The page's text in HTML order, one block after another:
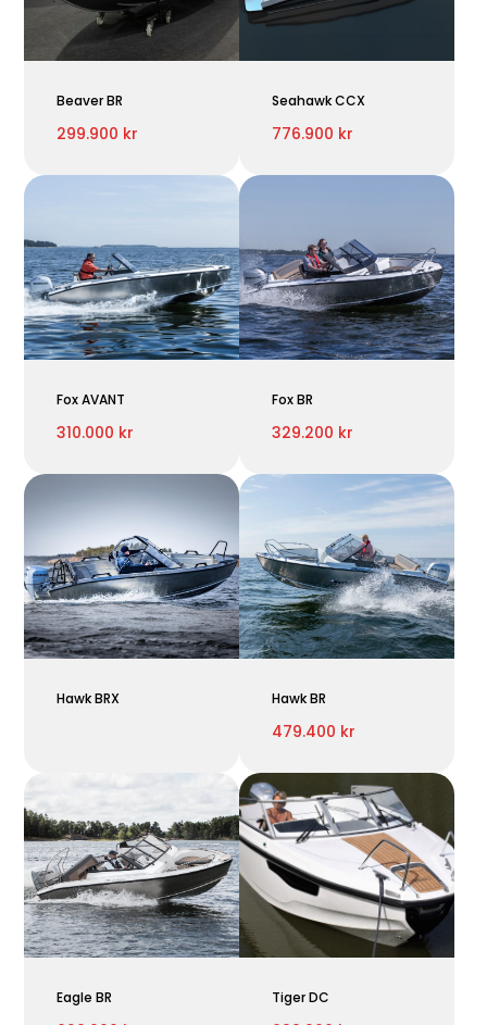
Beaver BR
299.900 kr
Seahawk CCX
776.900 kr
Fox AVANT
310.000 kr
Fox BR
329.200 kr
Hawk BRX Hawk BR
479.400 kr
Eagle BR Tiger DC